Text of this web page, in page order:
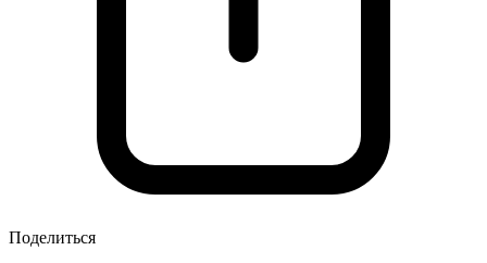
Поделиться